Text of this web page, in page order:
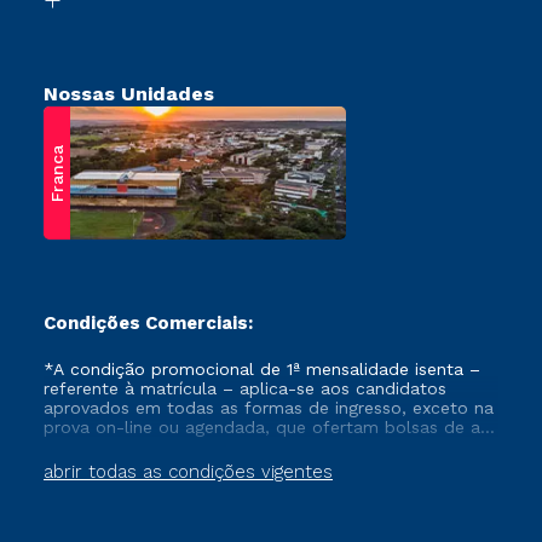
Nossas Unidades
Franca
Condições Comerciais:
abrir todas as condições vigentes
*A condição promocional de 1ª mensalidade isenta –
referente à matrícula – aplica-se aos candidatos
aprovados em todas as formas de ingresso, exceto na
prova on-line ou agendada, que ofertam bolsas de até
vigente, que ainda não tenham efetivado e/ou não
tenham cancelado ou trancado sua matrícula em uma